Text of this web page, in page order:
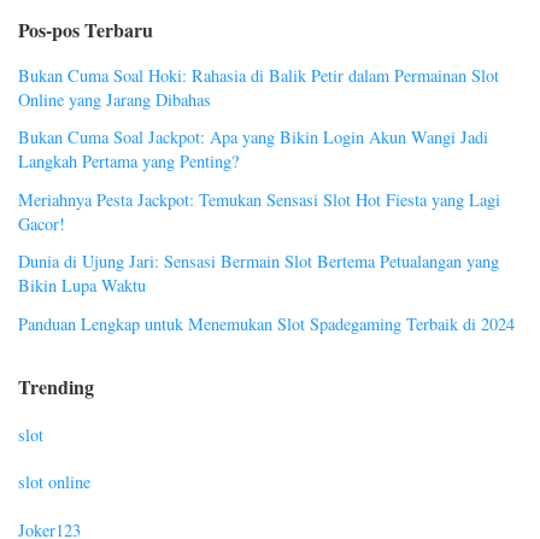
Pos-pos Terbaru
Bukan Cuma Soal Hoki: Rahasia di Balik Petir dalam Permainan Slot
Online yang Jarang Dibahas
Bukan Cuma Soal Jackpot: Apa yang Bikin Login Akun Wangi Jadi
Langkah Pertama yang Penting?
Meriahnya Pesta Jackpot: Temukan Sensasi Slot Hot Fiesta yang Lagi
Gacor!
Dunia di Ujung Jari: Sensasi Bermain Slot Bertema Petualangan yang
Bikin Lupa Waktu
Panduan Lengkap untuk Menemukan Slot Spadegaming Terbaik di 2024
Trending
slot
slot online
Joker123